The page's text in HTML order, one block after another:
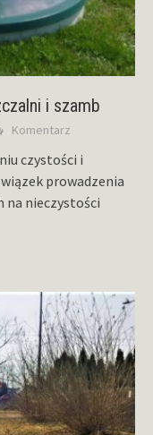
i szamb
Komentarz
czystości i
prowadzenia
na nieczystości